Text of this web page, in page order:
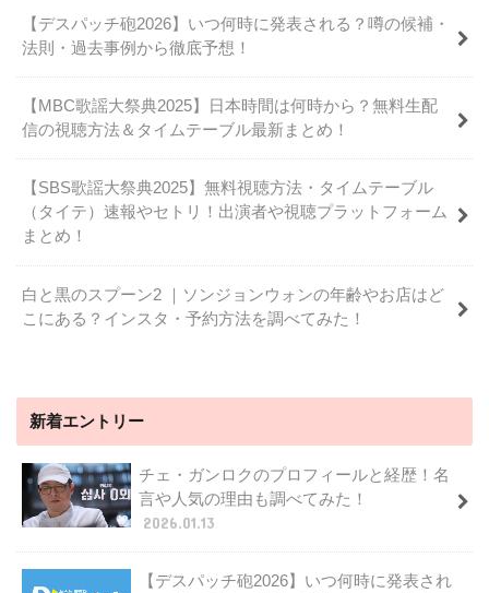
【デスパッチ砲2026】いつ何時に発表される？噂の候補・
法則・過去事例から徹底予想！
【MBC歌謡大祭典2025】日本時間は何時から？無料生配
信の視聴方法＆タイムテーブル最新まとめ！
【SBS歌謡大祭典2025】無料視聴方法・タイムテーブル
（タイテ）速報やセトリ！出演者や視聴プラットフォーム
まとめ！
白と黒のスプーン2 ｜ソンジョンウォンの年齢やお店はど
こにある？インスタ・予約方法を調べてみた！
新着エントリー
チェ・ガンロクのプロフィールと経歴！名
言や人気の理由も調べてみた！
2026.01.13
【デスパッチ砲2026】いつ何時に発表され